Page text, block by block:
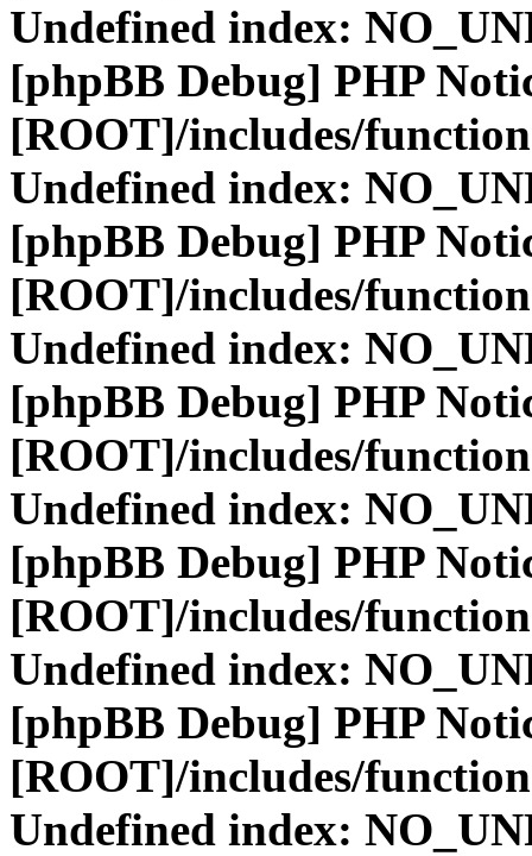
Undefined index:
[phpBB Debug] PHP
[ROOT]/includes/
Undefined index:
[phpBB Debug] PHP
[ROOT]/includes/
Undefined index:
[phpBB Debug] PHP
[ROOT]/includes/
Undefined index:
[phpBB Debug] PHP
[ROOT]/includes/
Undefined index:
[phpBB Debug] PHP
[ROOT]/includes/
Undefined index: